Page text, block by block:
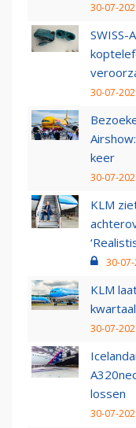
30-07-
30-07-
keer
30-07-
KLM
30-
KLM
30-07-
lossen
30-07-